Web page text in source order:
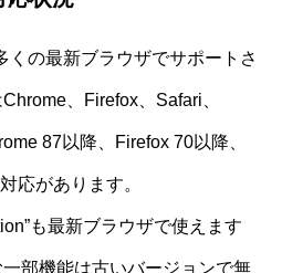
くの最新ブラウザでサポートさ
、Firefox、Safari、
87以降、Firefox 70以降、
応があります。
も最新ブラウザで使えます
部機能は古いバージョンで無